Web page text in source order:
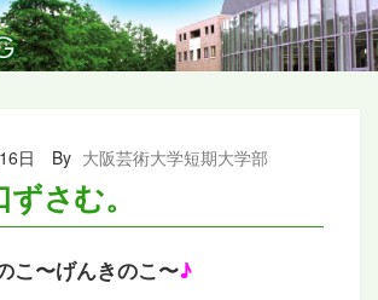
日 By 大阪芸術大学短期大学部
さむ。
こ〜げんきのこ〜♪